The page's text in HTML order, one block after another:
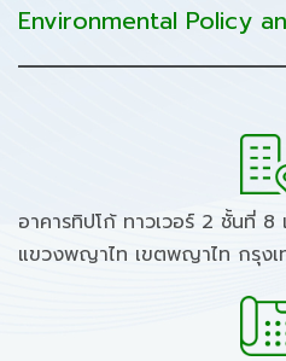
Environmental Policy
อาคารทิปโก้ ทาวเวอร์ 2 ชั้นที่ 8
แขวงพญาไท เขตพญาไท กรุง